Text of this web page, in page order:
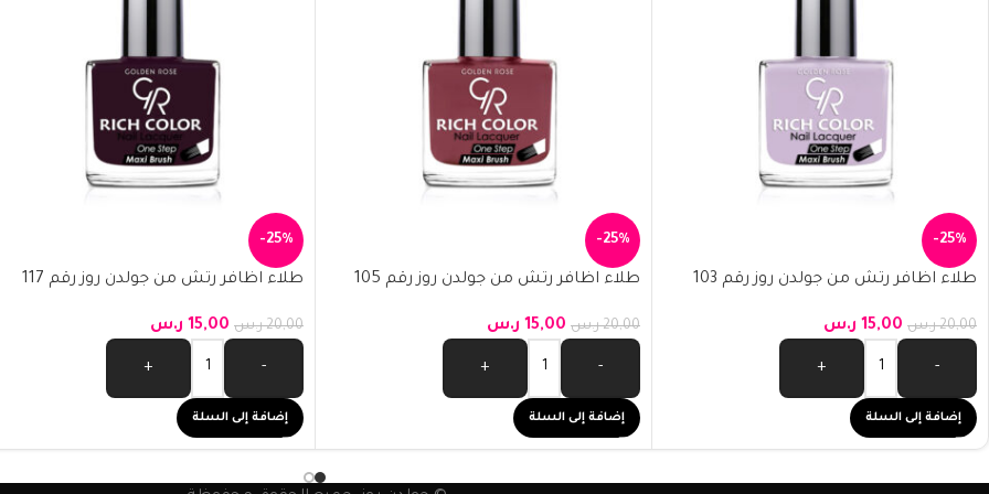
-25%
طلاء اظافر رتش من جولدن روز رقم 103
20,00 ر.س 15,00 ر.س
-
+
إضافة إلى السلة
-25%
طلاء اظافر رتش من جولدن روز رقم 105
20,00 ر.س 15,00 ر.س
-
+
إضافة إلى السلة
-25%
طلاء اظافر رتش من جولدن روز رقم 117
20,00 ر.س 15,00 ر.س
-
+
إضافة إلى السلة